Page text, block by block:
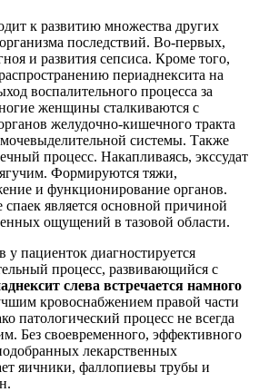
к развитию множества других
последствий. Во-первых,
и развития сепсиса. Кроме того,
периаднексита на
воспалительного процесса за
женщины сталкиваются с
желудочно-кишечного тракта
системы. Также
процесс. Накапливаясь, экссудат
Формируются тяжи,
и функционирование органов.
является основной причиной
ощущений в тазовой области.
у пациенток диагностируется
процесс, развивающийся с
слева встречается намного
кровоснабжением правой части
патологический процесс не всегда
Без своевременного, эффективного
лекарственных
яичники, фаллопиевы трубы и